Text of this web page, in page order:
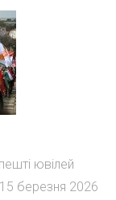
ювілей
березня 2026